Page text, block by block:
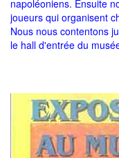
napoléoniens. Ensuite
joueurs qui organisent
Nous nous contentons
le hall d'entrée du